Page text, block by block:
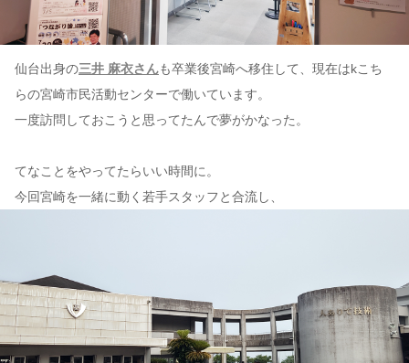
仙台出身の三井 麻衣さんも卒業後宮崎へ移住して、現在はkこち
らの宮崎市民活動センターで働いています。
一度訪問しておこうと思ってたんで夢がかなった。
てなことをやってたらいい時間に。
今回宮崎を一緒に動く若手スタッフと合流し、